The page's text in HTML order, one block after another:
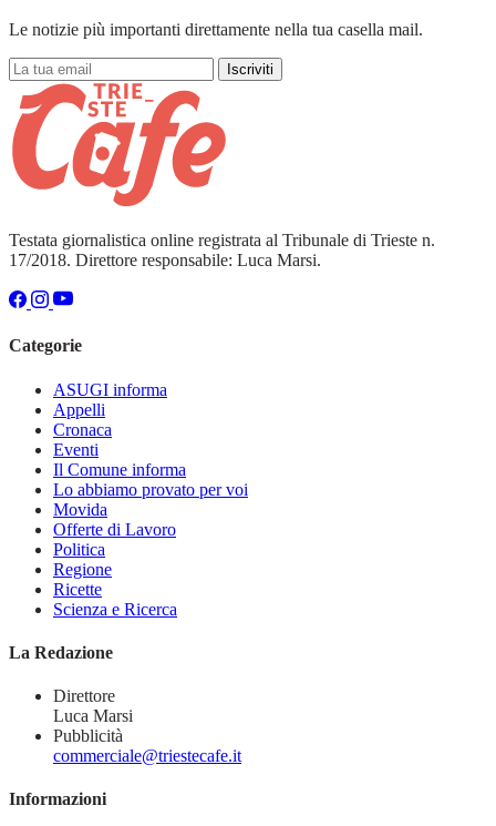
Le notizie più importanti direttamente nella tua casella mail.
Iscriviti
Testata giornalistica online registrata al Tribunale di Trieste n.
17/2018. Direttore responsabile: Luca Marsi.
Categorie
ASUGI informa
Appelli
Cronaca
Eventi
Il Comune informa
Lo abbiamo provato per voi
Movida
Offerte di Lavoro
Politica
Regione
Ricette
Scienza e Ricerca
La Redazione
Direttore
Luca Marsi
Pubblicità
commerciale@triestecafe.it
Informazioni